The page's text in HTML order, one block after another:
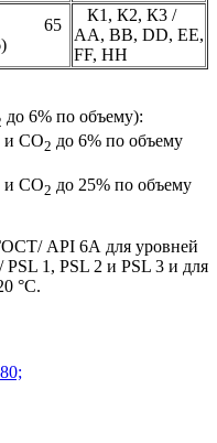
65
К1, К2, К3 /
АА, ВВ, DD, EE,
FF, HH
до 6% по объему):
и СО2 до 6% по объему
и СО2 до 25% по объему
АРI 6А для уровней
1, PSL 2 и PSL 3 и для
°С.